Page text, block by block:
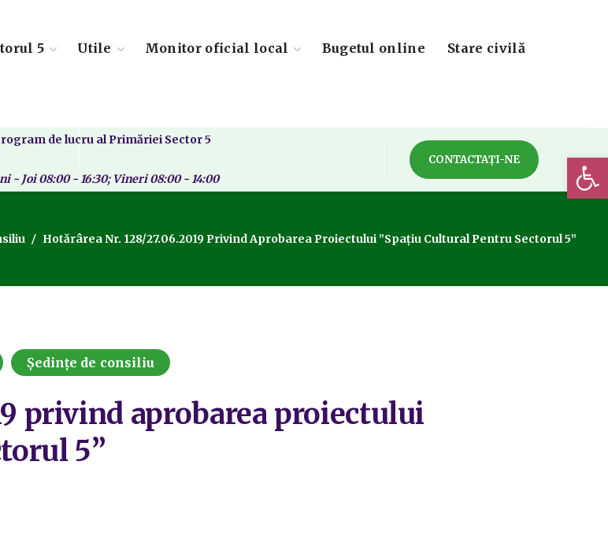
5 Utile Monitor oficial local Bugetul online Stare civilă
de lucru al Primăriei Sector 5
- Joi 08:00 - 16:30; Vineri 08:00 - 14:00
CONTACTAȚI-NE
Hotărârea Nr. 128/27.06.2019 Privind Aprobarea Proiectului ”Spațiu Cultural Pentru Sectorul 5”
Ședințe de consiliu
privind aprobarea proiectului
5”